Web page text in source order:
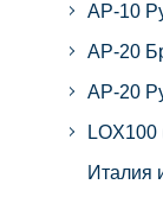
AP-10
AP-20
AP-20
Италия